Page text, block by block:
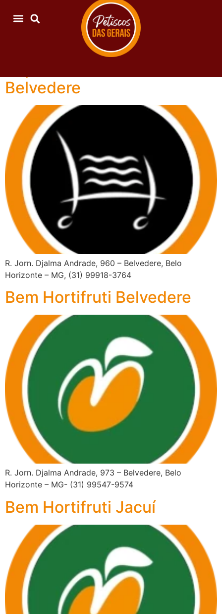
Arquivos:
Revendedores
Belvedere
R. Jorn. Djalma Andrade, 960 – Belvedere, Belo
Horizonte – MG, (31) 99918-3764
Bem Hortifruti Belvedere
R. Jorn. Djalma Andrade, 973 – Belvedere, Belo
Horizonte – MG- (31) 99547-9574
Bem Hortifruti Jacuí